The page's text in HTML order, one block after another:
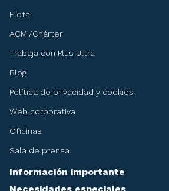
Flota
ACMI/Chárter
Trabaja con Plus Ultra
Blog
Política de privacidad y cookies
Web corporativa
Oficinas
Sala de prensa
Información importante
Recomendaciones antes de viajar